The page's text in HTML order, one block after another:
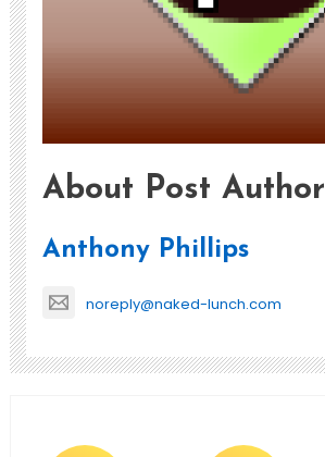
About Post Author
Anthony Phillips
noreply@naked-lunch.com